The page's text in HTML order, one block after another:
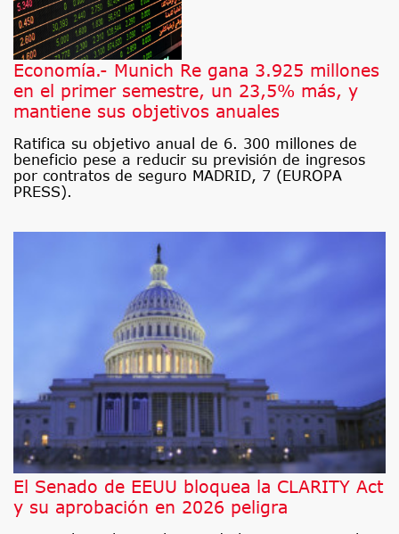
Economía.- Munich Re gana 3.925 millones
en el primer semestre, un 23,5% más, y
mantiene sus objetivos anuales
Ratifica su objetivo anual de 6. 300 millones de
beneficio pese a reducir su previsión de ingresos
por contratos de seguro MADRID, 7 (EUROPA
PRESS).
El Senado de EEUU bloquea la CLARITY Act
y su aprobación en 2026 peligra